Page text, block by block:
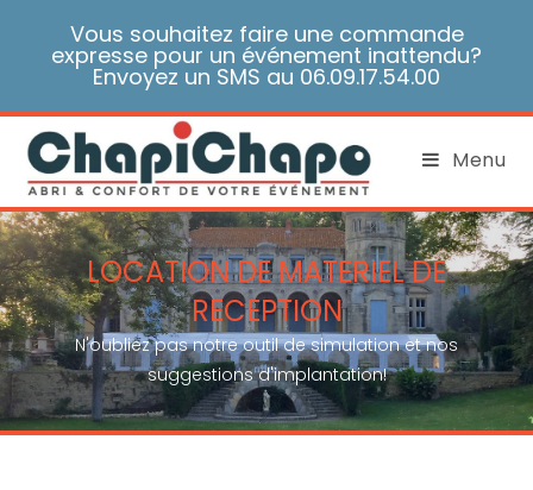
Vous souhaitez faire une commande
expresse pour un événement inattendu?
Envoyez un SMS au 06.09.17.54.00
Menu
LOCATION DE MATERIEL DE
RECEPTION
N'oubliez pas notre outil de simulation et nos
suggestions d'implantation!